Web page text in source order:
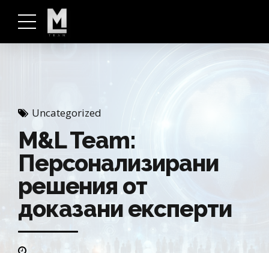
Uncategorized
М&L Team:
Персонализирани
решения от
доказани експерти